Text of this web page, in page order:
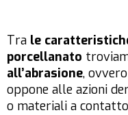
Tra le
porcellanato
all’abrasione,
oppone alle azioni
o materiali a